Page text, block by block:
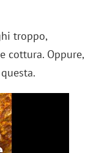
troppo,
cottura. Oppure,